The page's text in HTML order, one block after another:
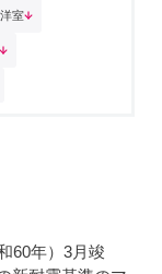
室
60年）3月竣